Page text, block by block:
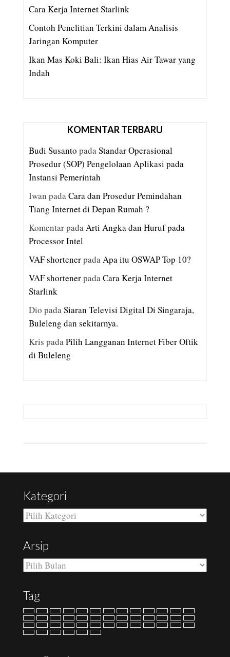
Cara Kerja Internet Starlink
Contoh Penelitian Terkini dalam Analisis
Jaringan Komputer
Ikan Mas Koki Bali: Ikan Hias Air Tawar yang
Indah
KOMENTAR TERBARU
Budi Susanto padaStandar Operasional
Prosedur (SOP) Pengelolaan Aplikasi pada
Instansi Pemerintah
Iwan padaCara dan Prosedur Pemindahan
Tiang Internet di Depan Rumah ?
KomentarpadaArti Angka dan Huruf pada
Processor Intel
VAF shortenerpadaApa itu OSWAP Top 10?
VAF shortenerpadaCara Kerja Internet
Starlink
Dio padaSiaran Televisi Digital Di Singaraja,
Buleleng dan sekitarnya.
Kris padaPilih Langganan Internet Fiber Oftik
di Buleleng
Kategori
Kategori
Arsip
Arsip
Tag